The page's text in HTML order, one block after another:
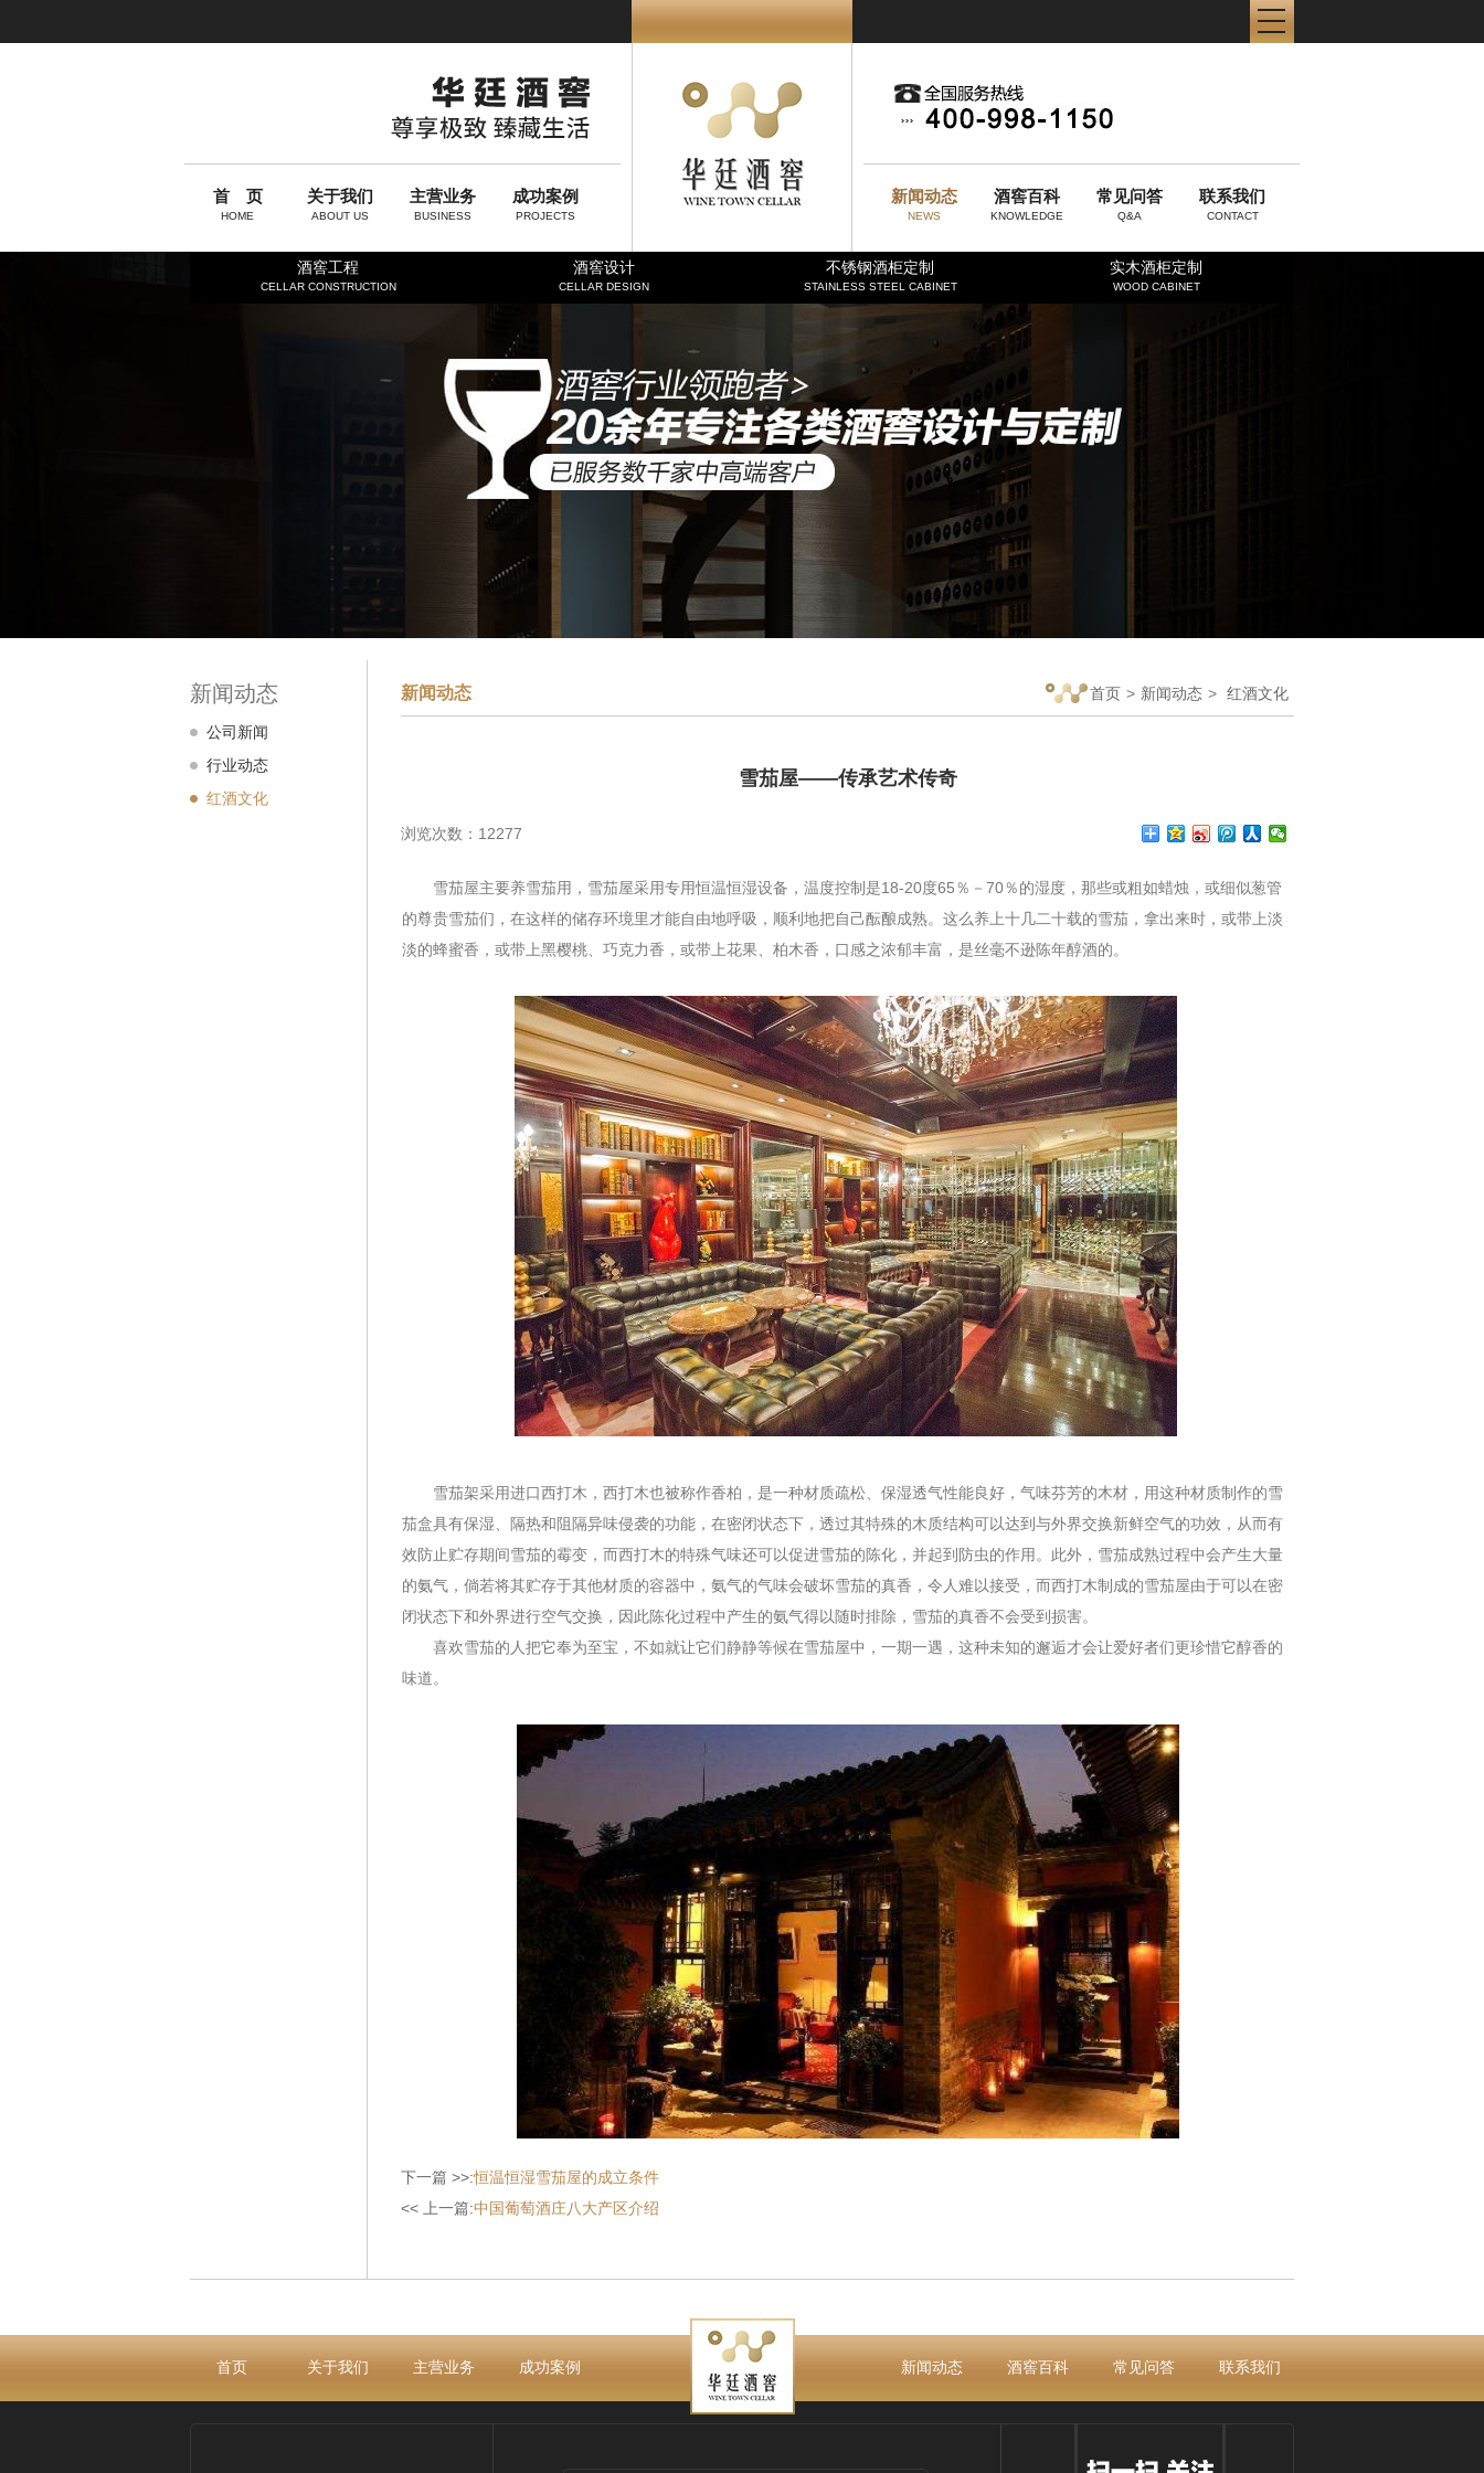
首 页
HOME
关于我们
ABOUT US
主营业务
BUSINESS
成功案例
PROJECTS
新闻动态
NEWS
酒窖百科
KNOWLEDGE
常见问答
Q&A
联系我们
CONTACT
酒窖工程
CELLAR CONSTRUCTION
酒窖设计
CELLAR DESIGN
不锈钢酒柜定制
STAINLESS STEEL CABINET
实木酒柜定制
WOOD CABINET
新闻动态
公司新闻
行业动态
红酒文化
新闻动态 首页 > 新闻动态 > 红酒文化
雪茄屋——传承艺术传奇
浏览次数：12277
雪茄屋主要养雪茄用，雪茄屋采用专用恒温恒湿设备，温度控制是18-20度65％－70％的湿度，那些或粗如蜡烛，或细似葱管
的尊贵雪茄们，在这样的储存环境里才能自由地呼吸，顺利地把自己酝酿成熟。这么养上十几二十载的雪茄，拿出来时，或带上淡
淡的蜂蜜香，或带上黑樱桃、巧克力香，或带上花果、柏木香，口感之浓郁丰富，是丝毫不逊陈年醇酒的。
雪茄架采用进口西打木，西打木也被称作香柏，是一种材质疏松、保湿透气性能良好，气味芬芳的木材，用这种材质制作的雪
茄盒具有保湿、隔热和阻隔异味侵袭的功能，在密闭状态下，透过其特殊的木质结构可以达到与外界交换新鲜空气的功效，从而有
效防止贮存期间雪茄的霉变，而西打木的特殊气味还可以促进雪茄的陈化，并起到防虫的作用。此外，雪茄成熟过程中会产生大量
的氨气，倘若将其贮存于其他材质的容器中，氨气的气味会破坏雪茄的真香，令人难以接受，而西打木制成的雪茄屋由于可以在密
闭状态下和外界进行空气交换，因此陈化过程中产生的氨气得以随时排除，雪茄的真香不会受到损害。
喜欢雪茄的人把它奉为至宝，不如就让它们静静等候在雪茄屋中，一期一遇，这种未知的邂逅才会让爱好者们更珍惜它醇香的
味道。
下一篇 >>:恒温恒湿雪茄屋的成立条件
<< 上一篇:中国葡萄酒庄八大产区介绍
首页 关于我们 主营业务 成功案例 新闻动态 酒窖百科 常见问答 联系我们